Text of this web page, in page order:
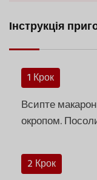
Інструкція
1 Крок
Всипте
окропом.
2 Крок